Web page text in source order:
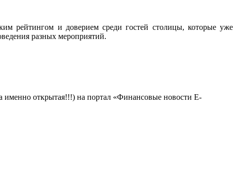
рейтингом и доверием среди гостей столицы, которые уже
разных мероприятий.
открытая!!!) на портал «Финансовые новости E-